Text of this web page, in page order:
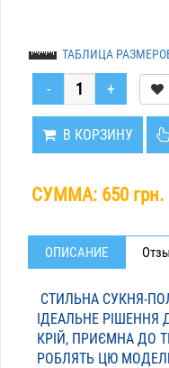
ТАБЛИЦА
В КОРЗИНУ
СУММА: 650 грн.
ОПИСАНИЕ
СТИЛЬНА СУКНЯ-
ІДЕАЛЬНЕ РІШЕННЯ
КРІЙ, ПРИЄМНА ДО
РОБЛЯТЬ ЦЮ